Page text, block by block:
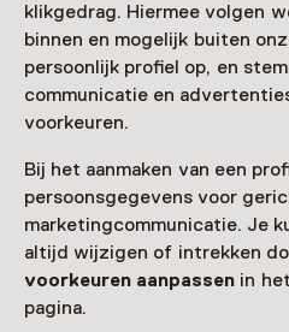
klikgedrag. Hiermee volgen
binnen en mogelijk buiten
persoonlijk profiel op, en
communicatie en
voorkeuren.
Bij het aanmaken van een
persoonsgegevens voor
marketingcommunicatie. Je
altijd wijzigen of intrekken
voorkeuren aanpassen in
pagina.
Toon beschikbaarheid
Locatie
Kasteel de Haar
Kasteellaan 1
3455 RR Haarzuilens
Route plannenOpent in
030 - 67 78 515
Vandaag open van 11:00
Meer openingstijden